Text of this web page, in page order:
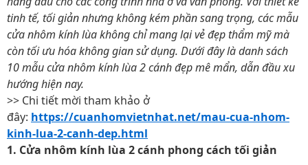
tinh tế, tối giản nhưng không kém phần sang trọng, các mẫu
cửa nhôm kính lùa không chỉ mang lại vẻ đẹp thẩm mỹ mà
còn tối ưu hóa không gian sử dụng. Dưới đây là danh sách
10 mẫu cửa nhôm kính lùa 2 cánh đẹp mê mẩn, dẫn đầu xu
hướng hiện nay.
>> Chi tiết mời tham khảo ở
đây: https://cuanhomvietnhat.net/mau-cua-nhom-
kinh-lua-2-canh-dep.html
1. Cửa nhôm kính lùa 2 cánh phong cách tối giản